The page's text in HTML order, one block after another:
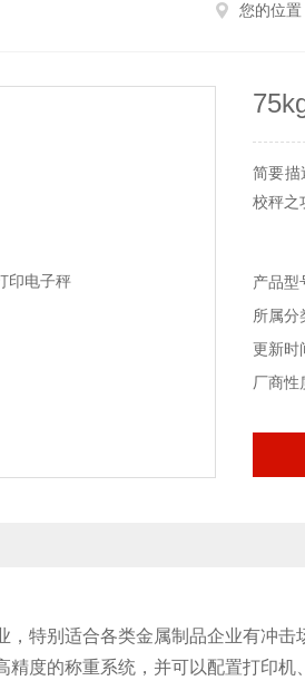
您的位置
简要描
校秤之
产品型
所属分
更新时
厂商性
，特别适合各类金属制品企业有冲
精度的称重系统，并可以配置打印